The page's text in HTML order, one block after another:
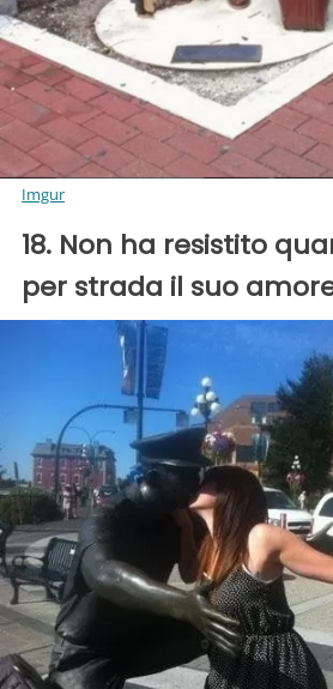
Imgur
18. Non ha resistito
per strada il suo